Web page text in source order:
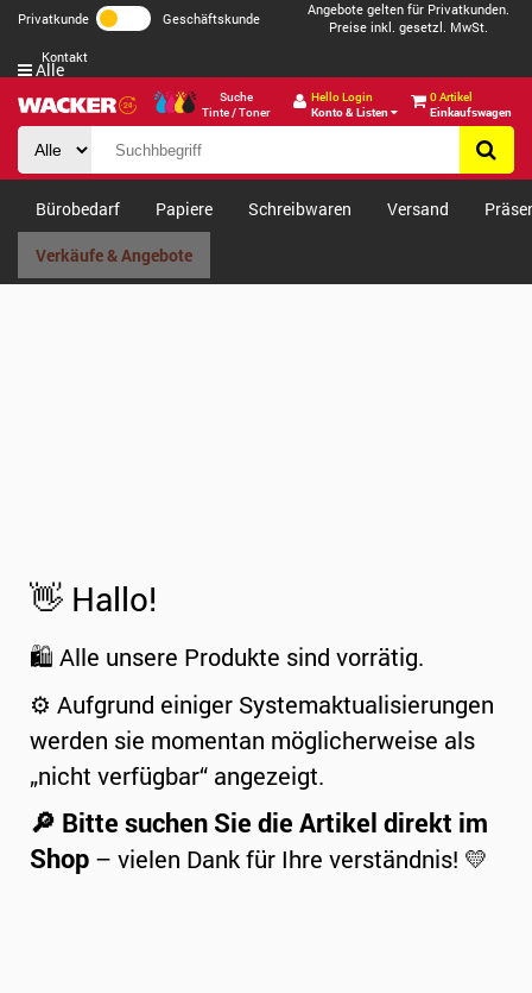
Privatkunde Geschäftskunde
Angebote gelten für Privatkunden.
Preise inkl. gesetzl. MwSt.
Kontakt
Suche
Tinte / Toner
Hello Login
Konto & Listen
0 Artikel
Einkaufswagen
Alle
Bürobedarf Papiere Schreibwaren Versand
Verkäufe & Angebote
👋 Hallo!
🛍️ Alle unsere Produkte sind vorrätig.
⚙️ Aufgrund einiger Systemaktualisierungen
werden sie momentan möglicherweise als
„nicht verfügbar“ angezeigt.
🔎 Bitte suchen Sie die Artikel direkt im
Shop – vielen Dank für Ihre verständnis! 💛